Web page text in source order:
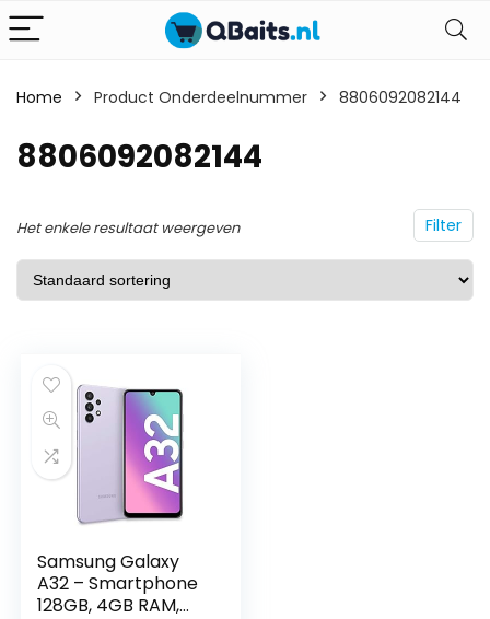
Home Product Onderdeelnummer 8806092082144
8806092082144
Filter
Het enkele resultaat weergeven
Samsung Galaxy
A32 – Smartphone
128GB, 4GB RAM,